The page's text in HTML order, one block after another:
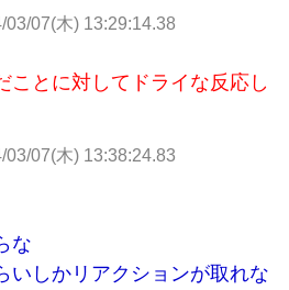
03/07(木) 13:29:14.38
ことに対してドライな反応し
03/07(木) 13:38:24.83
な
いしかリアクションが取れな